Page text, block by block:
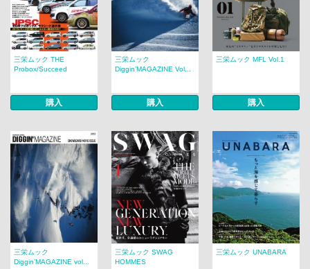
三栄ムック THE
Probox/Succeed
購入
三栄ムック
Diggin’MAGAZINE Vol...
購入
三栄ムック MFL Vol.1
購入
三栄ムック
Diggin’MAGAZINE vol...
三栄ムック SWAG
HOMMES
三栄ムック UNABARA